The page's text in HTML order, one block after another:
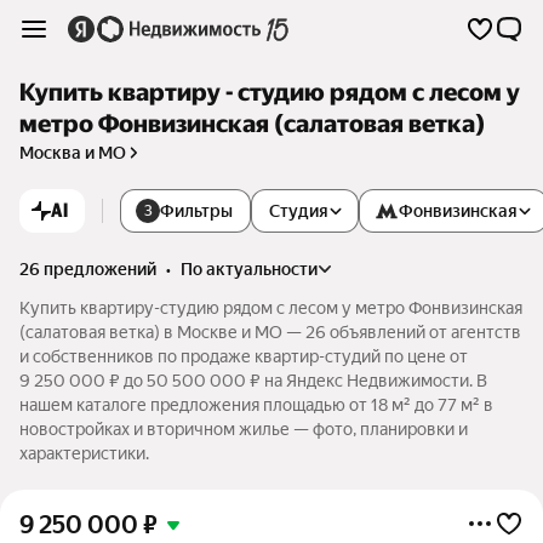
Купить квартиру - студию рядом с лесом у
метро Фонвизинская (салатовая ветка)
Москва и МО
AI 3 Фильтры Студия Фонвизинская
26 предложений •
по актуальности
Купить квартиру-студию рядом с лесом у метро Фонвизинская
(салатовая ветка) в Москве и МО — 26 объявлений от агентств
и собственников по продаже квартир-студий по цене от
9 250 000 ₽ до 50 500 000 ₽ на Яндекс Недвижимости. В
нашем каталоге предложения площадью от 18 м² до 77 м² в
новостройках и вторичном жилье — фото, планировки и
характеристики.
9 250 000 ₽